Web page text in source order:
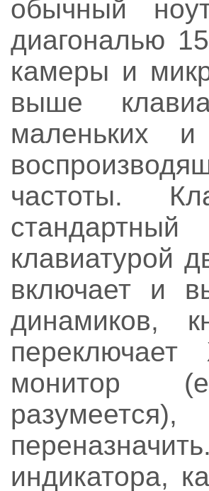
обычный
диагональю
камеры и
выше
маленьких
частоты.
клавиатурой
включает и
динамиков,
монитор
индикатора,